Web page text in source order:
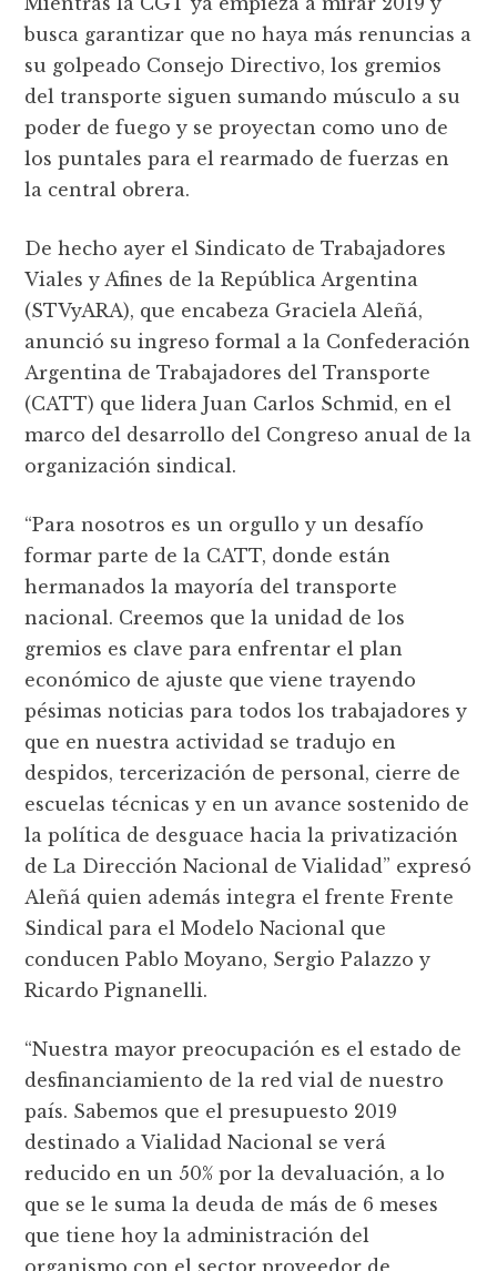
busca garantizar que no haya más renuncias a
su golpeado Consejo Directivo, los gremios
del transporte siguen sumando músculo a su
poder de fuego y se proyectan como uno de
los puntales para el rearmado de fuerzas en
la central obrera.
De hecho ayer el Sindicato de Trabajadores
Viales y Afines de la República Argentina
(STVyARA), que encabeza Graciela Aleñá,
anunció su ingreso formal a la Confederación
Argentina de Trabajadores del Transporte
(CATT) que lidera Juan Carlos Schmid, en el
marco del desarrollo del Congreso anual de la
organización sindical.
“Para nosotros es un orgullo y un desafío
formar parte de la CATT, donde están
hermanados la mayoría del transporte
nacional. Creemos que la unidad de los
gremios es clave para enfrentar el plan
económico de ajuste que viene trayendo
pésimas noticias para todos los trabajadores y
que en nuestra actividad se tradujo en
despidos, tercerización de personal, cierre de
escuelas técnicas y en un avance sostenido de
la política de desguace hacia la privatización
de La Dirección Nacional de Vialidad” expresó
Aleñá quien además integra el frente Frente
Sindical para el Modelo Nacional que
conducen Pablo Moyano, Sergio Palazzo y
Ricardo Pignanelli.
“Nuestra mayor preocupación es el estado de
desfinanciamiento de la red vial de nuestro
país. Sabemos que el presupuesto 2019
destinado a Vialidad Nacional se verá
reducido en un 50% por la devaluación, a lo
que se le suma la deuda de más de 6 meses
que tiene hoy la administración del